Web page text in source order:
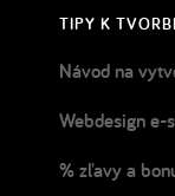
TIPY K
Návod na
Webdesign e-
% zľavy a